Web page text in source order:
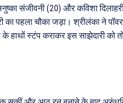
संजीवनी (20) और कविशा
पहला चौका जड़ा। श्रीलंका ने
के हाथों स्टंप कराकर इस साझेदारी